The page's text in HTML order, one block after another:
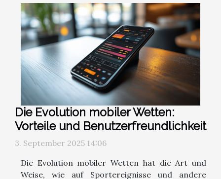
Die Evolution mobiler Wetten:
Vorteile und Benutzerfreundlichkeit
3. September 2025 14:06
Die Evolution mobiler Wetten hat die Art und
Weise, wie auf Sportereignisse und andere